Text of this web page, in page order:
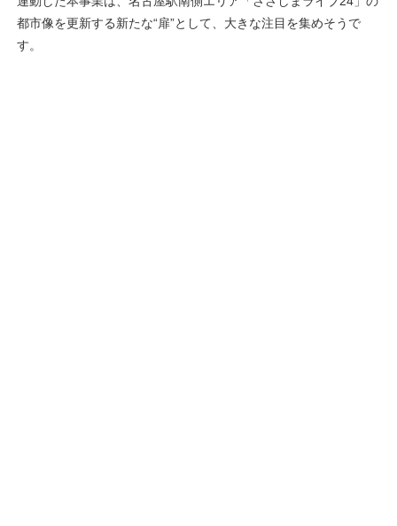
都市像を更新する新たな“扉”として、大きな注目を集めそうで
す。